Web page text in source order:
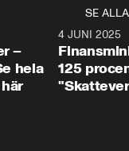
SE ALLA
4:29
–
hela
4 JUNI 2025
125